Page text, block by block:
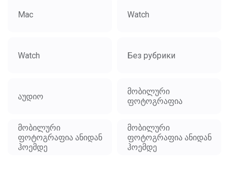
Mac Watch
Watch Без рубрики
აუდიო
მობილური
ფოტოგრაფია
მობილური
ფოტოგრაფია ანიდან
ჰოემდე
მობილური
ფოტოგრაფია ანიდან
ჰოემდე